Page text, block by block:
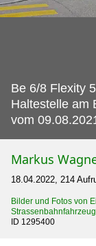
Be 6/8 Flexity
Haltestelle am
vom
Markus
18.04.2022, 214
Bilder und Fotos von
ID 1295400